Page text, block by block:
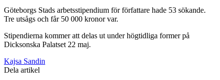
Göteborgs Stads arbetsstipendium för författare hade 53 sökande.
Tre utsågs och får 50 000 kronor var.
Stipendierna kommer att delas ut under högtidliga former på
Dicksonska Palatset 22 maj.
Kajsa Sandin
Dela artikel